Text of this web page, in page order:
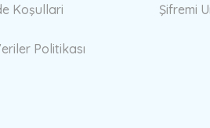
Koşullari
Politikası
Şifremi